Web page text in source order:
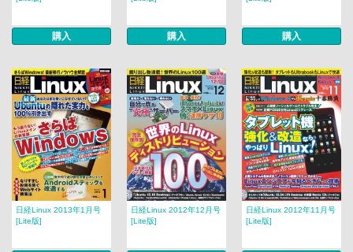
購入 購入 購入
日経Linux 2013年1月号
[Lite版]
日経Linux 2012年12月号
[Lite版]
日経Linux 2012年11月号
[Lite版]